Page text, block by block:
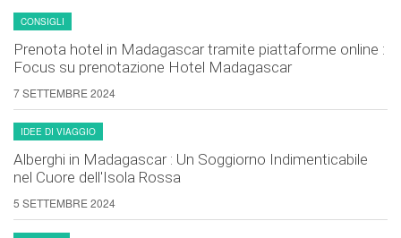
CONSIGLI
Prenota hotel in Madagascar tramite piattaforme online :
Focus su prenotazione Hotel Madagascar
7 SETTEMBRE 2024
IDEE DI VIAGGIO
Alberghi in Madagascar : Un Soggiorno Indimenticabile
nel Cuore dell'Isola Rossa
5 SETTEMBRE 2024